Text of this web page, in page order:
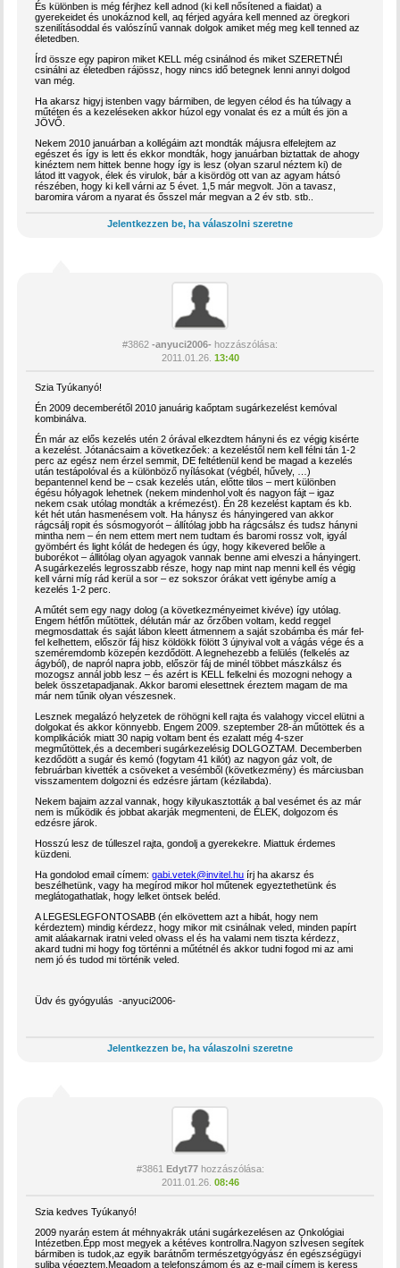
És különben is még férjhez kell adnod (ki kell nősítened a fiaidat) a
gyerekeidet és unokáznod kell, aq férjed agyára kell menned az öregkori
szenilításoddal és valószínű vannak dolgok amiket még meg kell tenned az
életedben.
Írd össze egy papiron miket KELL még csinálnod és miket SZERETNÉl
csinálni az életedben rájössz, hogy nincs idő betegnek lenni annyi dolgod
van még.
Ha akarsz higyj istenben vagy bármiben, de legyen célod és ha túlvagy a
műtéten és a kezeléseken akkor húzol egy vonalat és ez a múlt és jön a
JÖVŐ.
Nekem 2010 januárban a kollégáim azt mondták májusra elfelejtem az
egészet és így is lett és ekkor mondták, hogy januárban biztattak de ahogy
kinéztem nem hittek benne hogy így is lesz (olyan szarul néztem ki) de
látod itt vagyok, élek és virulok, bár a kisördög ott van az agyam hátsó
részében, hogy ki kell várni az 5 évet. 1,5 már megvolt. Jön a tavasz,
baromira várom a nyarat és ősszel már megvan a 2 év stb. stb..
Jelentkezzen be, ha válaszolni szeretne
#3862 -anyuci2006- hozzászólása:
2011.01.26. 13:40
Szia Tyúkanyó!
Én 2009 decemberétől 2010 januárig kaőptam sugárkezelést kemóval
kombinálva.
Én már az elős kezelés utén 2 órával elkezdtem hányni és ez végig kisérte
a kezelést. Jótanácsaim a következőek: a kezeléstől nem kell félni tán 1-2
perc az egész nem érzel semmit, DE feltétlenül kend be magad a kezelés
után testápolóval és a különböző nyílásokat (végbél, hűvely, …)
bepantennel kend be – csak kezelés után, előtte tilos – mert különben
égésu hólyagok lehetnek (nekem mindenhol volt és nagyon fájt – igaz
nekem csak utólag mondták a krémezést). Én 28 kezelést kaptam és kb.
két hét után hasmenésem volt. Ha hánysz és hányingered van akkor
rágcsálj ropit és sósmogyorót – állítólag jobb ha rágcsálsz és tudsz hányni
mintha nem – én nem ettem mert nem tudtam és baromi rossz volt, igyál
gyömbért és light kólát de hedegen és úgy, hogy kikevered belőle a
buborékot – állitólag olyan agyagok vannak benne ami elveszi a hányingert.
A sugárkezelés legrosszabb része, hogy nap mint nap menni kell és végig
kell várni míg rád kerül a sor – ez sokszor órákat vett igénybe amíg a
kezelés 1-2 perc.
A műtét sem egy nagy dolog (a következményeimet kivéve) így utólag.
Engem hétfőn műtöttek, délután már az őrzőben voltam, kedd reggel
megmosdattak és saját lábon kleett átmennem a saját szobámba és már fel-
fel kelhettem, először fáj hisz köldökk fölött 3 újnyival volt a vágás vége és a
szeméremdomb közepén kezdődött. A legnehezebb a felülés (felkelés az
ágyból), de napról napra jobb, először fáj de minél többet mászkálsz és
mozogsz annál jobb lesz – és azért is KELL felkelni és mozogni nehogy a
belek összetapadjanak. Akkor baromi elesettnek éreztem magam de ma
már nem tűnik olyan vészesnek.
Lesznek megalázó helyzetek de röhögni kell rajta és valahogy viccel elütni a
dolgokat és akkor könnyebb. Engem 2009. szeptember 28-án műtöttek és a
komplikációk miatt 30 napig voltam bent és ezalatt még 4-szer
megműtöttek,és a decemberi sugárkezelésig DOLGOZTAM. Decemberben
kezdődött a sugár és kemó (fogytam 41 kilót) az nagyon gáz volt, de
februárban kivették a csöveket a vesémből (következmény) és márciusban
visszamentem dolgozni és edzésre jártam (kézilabda).
Nekem bajaim azzal vannak, hogy kilyukasztották a bal vesémet és az már
nem is működik és jobbat akarják megmenteni, de ÉLEK, dolgozom és
edzésre járok.
Hosszú lesz de túlleszel rajta, gondolj a gyerekekre. Miattuk érdemes
küzdeni.
Ha gondolod email címem:gabi.vetek@invitel.hu írj ha akarsz és
beszélhetünk, vagy ha megírod mikor hol műtenek egyeztethetünk és
meglátogathatlak, hogy lelket öntsek beléd.
A LEGESLEGFONTOSABB (én elkövettem azt a hibát, hogy nem
kérdeztem) mindig kérdezz, hogy mikor mit csinálnak veled, minden papírt
amit aláakarnak iratni veled olvass el és ha valami nem tiszta kérdezz,
akard tudni mi hogy fog történni a műtétnél és akkor tudni fogod mi az ami
nem jó és tudod mi történik veled.
Üdv és gyógyulás -anyuci2006-
Jelentkezzen be, ha válaszolni szeretne
#3861 Edyt77hozzászólása:
2011.01.26. 08:46
Szia kedves Tyúkanyó!
2009 nyarán estem át méhnyakrák utáni sugárkezelésen az Onkológiai
Intézetben.Épp most megyek a kétéves kontrollra.Nagyon szÍvesen segítek
bármiben is tudok,az egyik barátnőm természetgyógyász én egészségügyi
suliba végeztem.Megadom a telefonszámom és az e-mail címem is keress